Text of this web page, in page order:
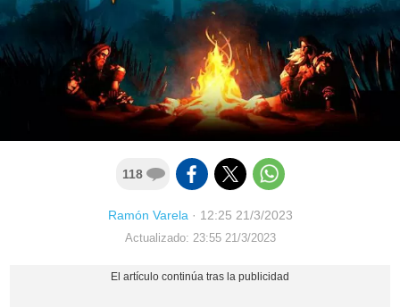
118
Ramón Varela· 12:25 21/3/2023
Actualizado: 23:55 21/3/2023